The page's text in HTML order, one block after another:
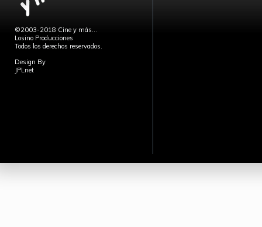
©2003-2018 Cine y más...
Losino Producciones
Todos los derechos reservados.
Design By
JPLnet